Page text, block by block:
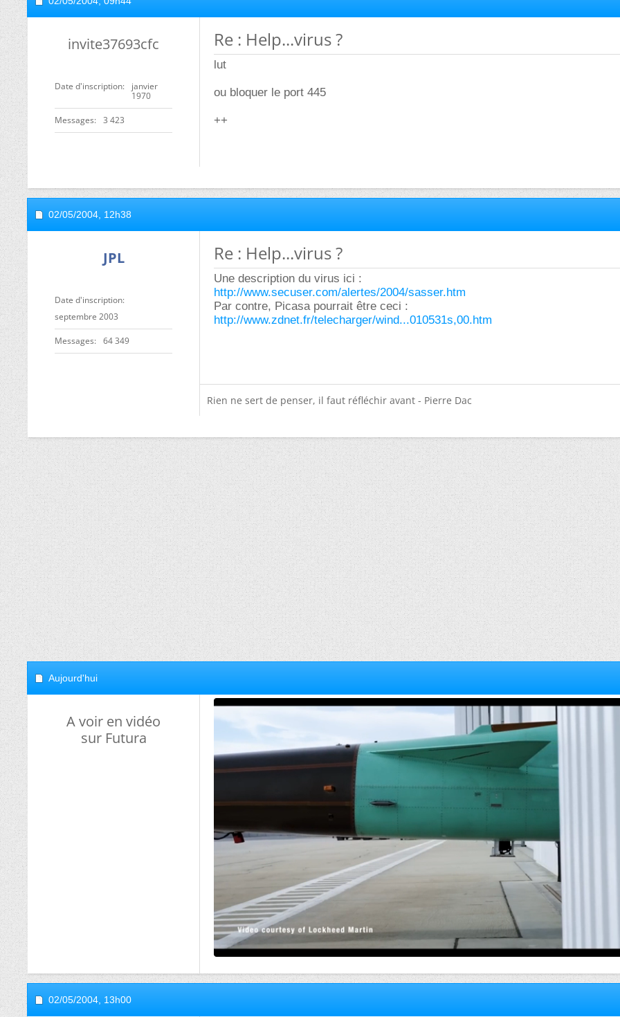
invite37693cfc
Date d'inscription
janvier
1970
Messages 3 423
Re : Help...virus ?
lut
ou bloquer le port 445
++
02/05/2004, 12h38
JPL
Date d'inscription
septembre 2003
Messages 64 349
Re : Help...virus ?
Une description du virus ici :
http://www.secuser.com/alertes/2004/sasser.htm
Par contre, Picasa pourrait être ceci :
http://www.zdnet.fr/telecharger/wind...010531s,00.htm
Rien ne sert de penser, il faut réfléchir avant - Pierre Dac
Aujourd'hui
A voir en vidéo
sur Futura
02/05/2004, 13h00